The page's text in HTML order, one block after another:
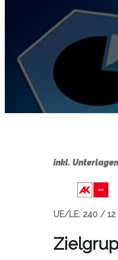
inkl.
UE/LE: 240 /